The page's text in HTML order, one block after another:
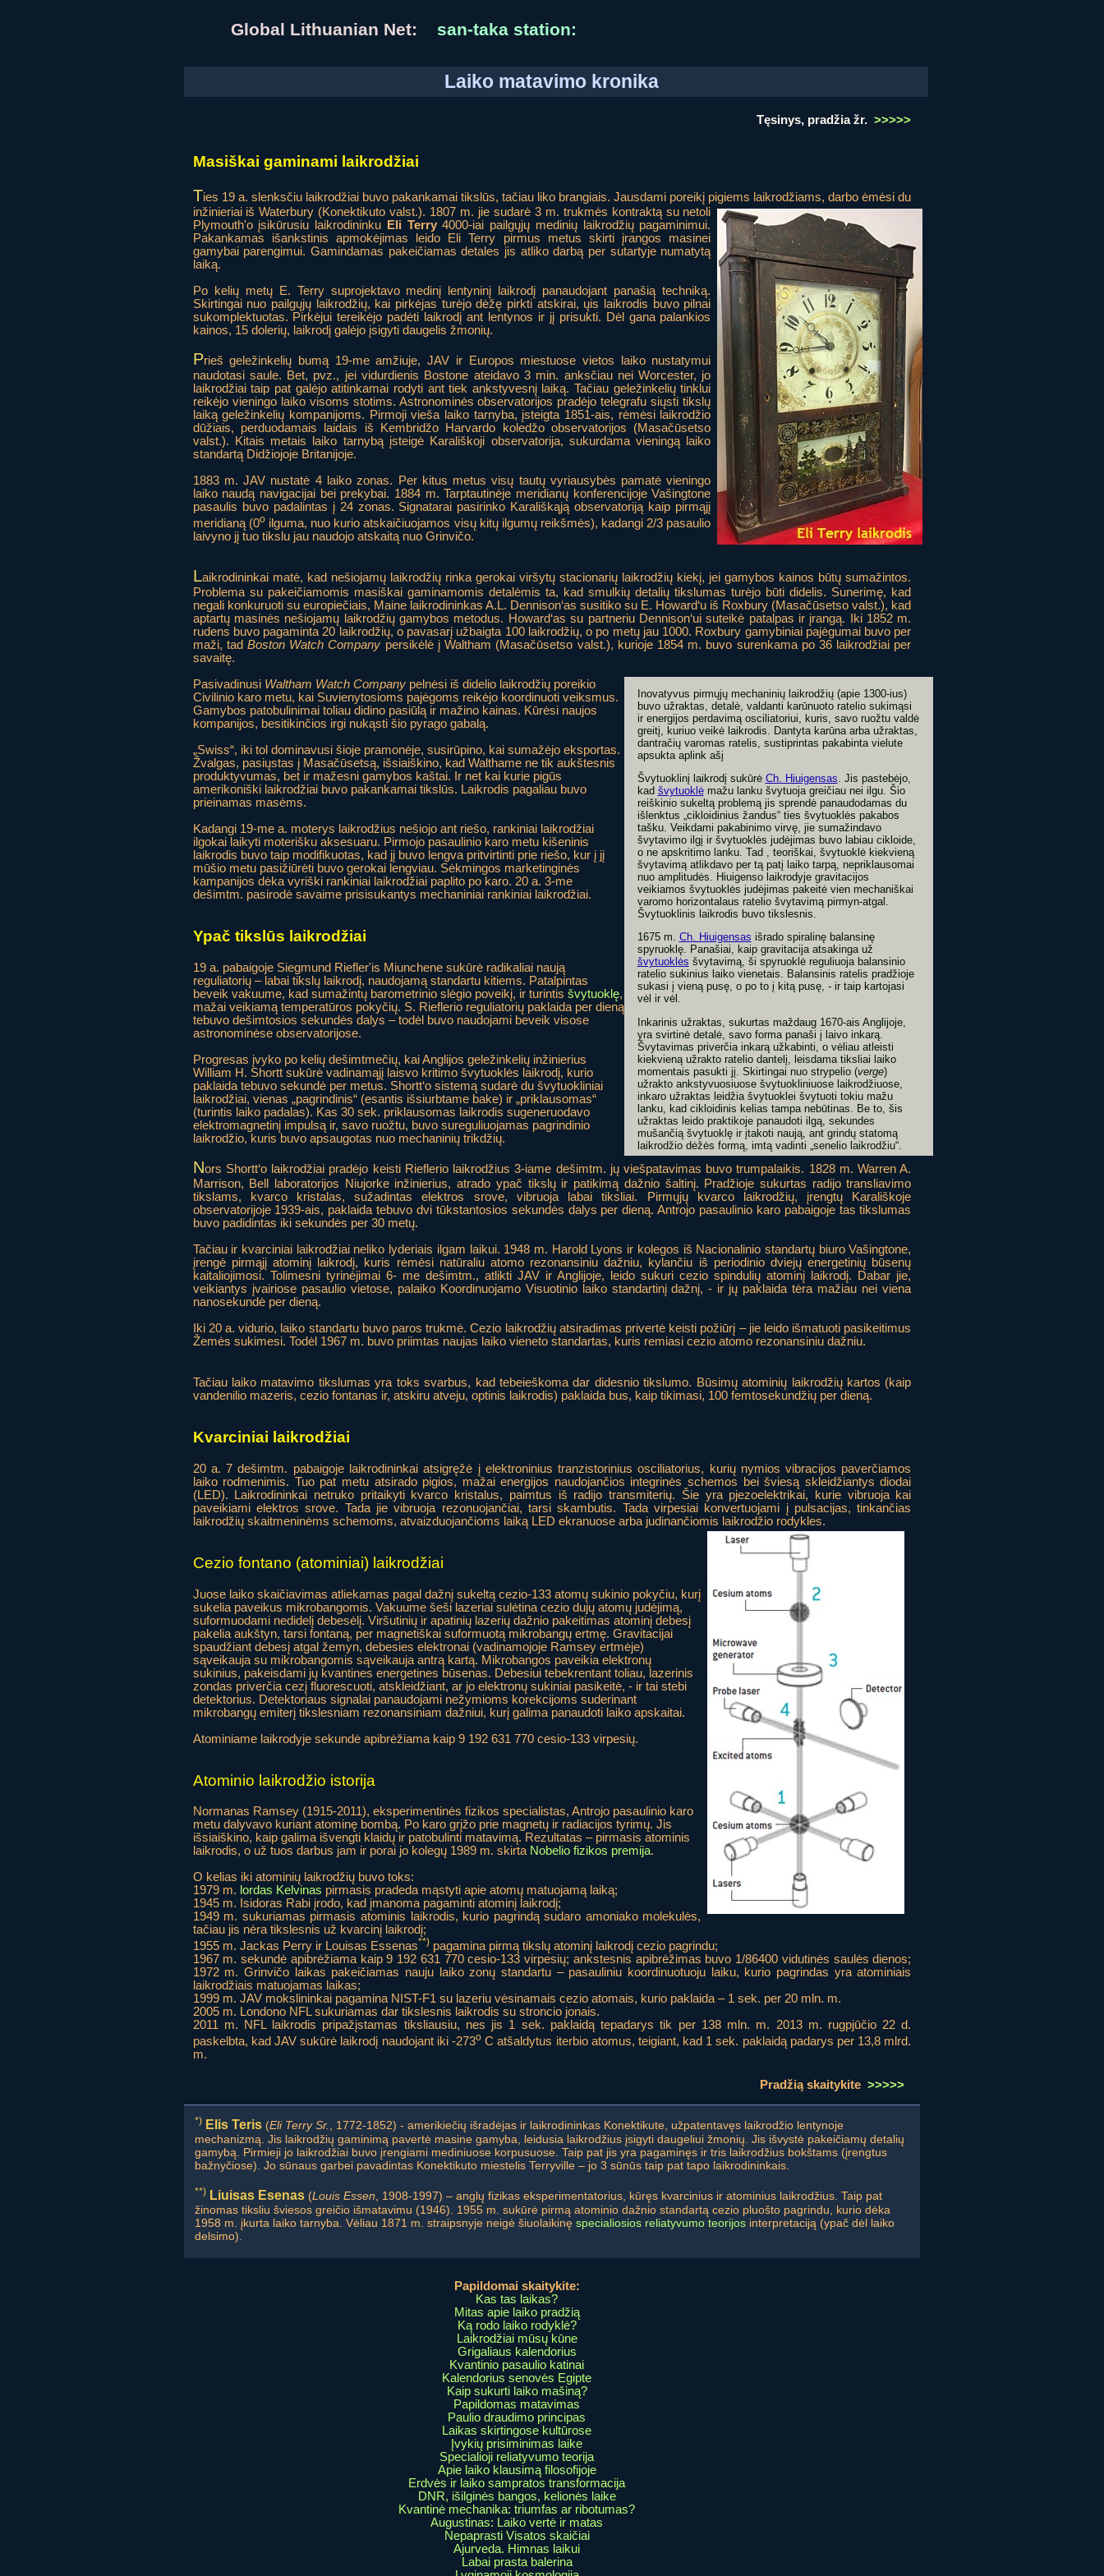
Global Lithuanian Net: san-taka station:
Laiko matavimo kronika
Tęsinys, pradžia žr.>>>>>
Masiškai gaminami laikrodžiai
Ties 19 a. slenksčiu laikrodžiai buvo pakankamai tikslūs, tačiau liko brangiais. Jausdami poreikį pigiems laikrodžiams, darbo ėmėsi du
inžinieriai iš Waterbury (Konektikuto valst.). 1807 m. jie sudarė 3 m. trukmės kontraktą su netoli
Plymouth'o įsikūrusiu laikrodininku
Eli Terry4000-iai pailgųjų medinių laikrodžių pagaminimui.
Pakankamas išankstinis apmokėjimas leido Eli Terry pirmus metus skirti įrangos masinei
gamybai parengimui. Gamindamas pakeičiamas detales jis atliko darbą per sutartyje numatytą
laiką.
Po kelių metų E. Terry suprojektavo medinį lentyninį laikrodį panaudojant panašią techniką.
Skirtingai nuo pailgųjų laikrodžių, kai pirkėjas turėjo dėžę pirkti atskirai, ųis laikrodis buvo pilnai
sukomplektuotas. Pirkėjui tereikėjo padėti laikrodį ant lentynos ir jį prisukti. Dėl gana palankios
kainos, 15 dolerių, laikrodį galėjo įsigyti daugelis žmonių.
Prieš geležinkelių bumą 19-me amžiuje, JAV ir Europos miestuose vietos laiko nustatymui
naudotasi saule. Bet, pvz., jei vidurdienis Bostone ateidavo 3 min. anksčiau nei Worcester, jo
laikrodžiai taip pat galėjo atitinkamai rodyti ant tiek ankstyvesnį laiką. Tačiau geležinkelių tinklui
reikėjo vieningo laiko visoms stotims. Astronominės observatorijos pradėjo telegrafu siųsti tikslų
laiką geležinkelių kompanijoms. Pirmoji vieša laiko tarnyba, įsteigta 1851-ais, rėmėsi laikrodžio
dūžiais, perduodamais laidais iš Kembridžo Harvardo koledžo observatorijos (Masačūsetso
valst.). Kitais metais laiko tarnybą įsteigė Karališkoji observatorija, sukurdama vieningą laiko
standartą Didžiojoje Britanijoje.
1883 m. JAV nustatė 4 laiko zonas. Per kitus metus visų tautų vyriausybės pamatė vieningo
laiko naudą navigacijai bei prekybai. 1884 m. Tarptautinėje meridianų konferencijoje Vašingtone
pasaulis buvo padalintas į 24 zonas. Signatarai pasirinko Karališkąją observatoriją kaip pirmąjį
meridianą (0oilguma, nuo kurio atskaičiuojamos visų kitų ilgumų reikšmės), kadangi 2/3 pasaulio
laivyno jį tuo tikslu jau naudojo atskaitą nuo Grinvičo.
Laikrodininkai matė, kad nešiojamų laikrodžių rinka gerokai viršytų stacionarių laikrodžių kiekį, jei gamybos kainos būtų sumažintos.
Problema su pakeičiamomis masiškai gaminamomis detalėmis ta, kad smulkių detalių tikslumas turėjo būti didelis. Sunerimę, kad
negali konkuruoti su europiečiais, Maine laikrodininkas A.L. Dennison‘as susitiko su E. Howard‘u iš Roxbury (Masačūsetso valst.), kad
aptartų masinės nešiojamų laikrodžių gamybos metodus. Howard‘as su partneriu Dennison‘ui suteikė patalpas ir įrangą. Iki 1852 m.
rudens buvo pagaminta 20 laikrodžių, o pavasarį užbaigta 100 laikrodžių, o po metų jau 1000. Roxbury gamybiniai pajėgumai buvo per
maži, tad Boston Watch Company persikėlė į Waltham (Masačūsetso valst.), kurioje 1854 m. buvo surenkama po 36 laikrodžiai per
savaitę.
Inovatyvus pirmųjų mechaninių laikrodžių (apie 1300-ius)
buvo užraktas, detalė, valdanti karūnuoto ratelio sukimąsi
ir energijos perdavimą osciliatoriui, kuris, savo ruožtu valdė
greitį, kuriuo veikė laikrodis. Dantyta karūna arba užraktas,
dantračių varomas ratelis, sustiprintas pakabinta vielute
apsukta aplink ašį
Švytuoklinį laikrodį sukūrė Ch. Hiuigensas . Jis pastebėjo,
kad švytuoklėmažu lanku švytuoja greičiau nei ilgu. Šio
reiškinio sukeltą problemą jis sprendė panaudodamas du
išlenktus „cikloidinius žandus“ ties švytuoklės pakabos
tašku. Veikdami pakabinimo virvę, jie sumažindavo
švytavimo ilgį ir švytuoklės judėjimas buvo labiau cikloide,
o ne apskritimo lanku. Tad , teoriškai, švytuoklė kiekvieną
švytavimą atlikdavo per tą patį laiko tarpą, nepriklausomai
nuo amplitudės. Hiuigenso laikrodyje gravitacijos
veikiamos švytuoklės judėjimas pakeitė vien mechaniškai
varomo horizontalaus ratelio švytavimą pirmyn-atgal.
Švytuoklinis laikrodis buvo tikslesnis.
1675 m. Ch. Hiuigensas išrado spiralinę balansinę
spyruoklę. Panašiai, kaip gravitacija atsakinga už
švytuoklės švytavimą, ši spyruoklė reguliuoja balansinio
ratelio sukinius laiko vienetais. Balansinis ratelis pradžioje
sukasi į vieną pusę, o po to į kitą pusę, - ir taip kartojasi
vėl ir vėl.
Inkarinis užraktas, sukurtas maždaug 1670-ais Anglijoje,
yra svirtinė detalė, savo forma panaši į laivo inkarą.
Švytavimas priverčia inkarą užkabinti, o vėliau atleisti
kiekvieną užrakto ratelio dantelį, leisdama tiksliai laiko
momentais pasukti jį. Skirtingai nuo strypelio (verge)
užrakto ankstyvuosiuose švytuokliniuose laikrodžiuose,
inkaro užraktas leidžia švytuoklei švytuoti tokiu mažu
lanku, kad cikloidinis kelias tampa nebūtinas. Be to, šis
užraktas leido praktikoje panaudoti ilgą, sekundes
mušančią švytuoklę ir įtakoti naują, ant grindų statomą
laikrodžio dėžės formą, imtą vadinti „senelio laikrodžiu“.
Pasivadinusi Waltham Watch Companypelnėsi iš didelio laikrodžių poreikio
Civilinio karo metu, kai Suvienytosioms pajėgoms reikėjo koordinuoti veiksmus.
Gamybos patobulinimai toliau didino pasiūlą ir mažino kainas. Kūrėsi naujos
kompanijos, besitikinčios irgi nukąsti šio pyrago gabalą.
„Swiss“, iki tol dominavusi šioje pramonėje, susirūpino, kai sumažėjo eksportas.
Žvalgas, pasiųstas į Masačūsetsą, išsiaiškino, kad Walthame ne tik aukštesnis
produktyvumas, bet ir mažesni gamybos kaštai. Ir net kai kurie pigūs
amerikoniški laikrodžiai buvo pakankamai tikslūs. Laikrodis pagaliau buvo
prieinamas masėms.
Kadangi 19-me a. moterys laikrodžius nešiojo ant riešo, rankiniai laikrodžiai
ilgokai laikyti moterišku aksesuaru. Pirmojo pasaulinio karo metu kišeninis
laikrodis buvo taip modifikuotas, kad jį buvo lengva pritvirtinti prie riešo, kur į jį
mūšio metu pasižiūrėti buvo gerokai lengviau. Sėkmingos marketinginės
kampanijos dėka vyriški rankiniai laikrodžiai paplito po karo. 20 a. 3-me
dešimtm. pasirodė savaime prisisukantys mechaniniai rankiniai laikrodžiai.
Ypač tikslūs laikrodžiai
19 a. pabaigoje Siegmund Riefler'is Miunchene sukūrė radikaliai naują
reguliatorių – labai tikslų laikrodį, naudojamą standartu kitiems. Patalpintas
beveik vakuume, kad sumažintų barometrinio slėgio poveikį, ir turintis švytuoklę,
mažai veikiamą temperatūros pokyčių. S. Rieflerio reguliatorių paklaida per dieną
tebuvo dešimtosios sekundės dalys – todėl buvo naudojami beveik visose
astronominėse observatorijose.
Progresas įvyko po kelių dešimtmečių, kai Anglijos geležinkelių inžinierius
William H. Shortt sukūrė vadinamąjį laisvo kritimo švytuoklės laikrodį, kurio
paklaida tebuvo sekundė per metus. Shortt‘o sistemą sudarė du švytuokliniai
laikrodžiai, vienas „pagrindinis“ (esantis išsiurbtame bake) ir „priklausomas“
(turintis laiko padalas). Kas 30 sek. priklausomas laikrodis sugeneruodavo
elektromagnetinį impulsą ir, savo ruožtu, buvo sureguliuojamas pagrindinio
laikrodžio, kuris buvo apsaugotas nuo mechaninių trikdžių.
Nors Shortt‘o laikrodžiai pradėjo keisti Rieflerio laikrodžius 3-iame dešimtm. jų viešpatavimas buvo trumpalaikis. 1828 m. Warren A.
Marrison, Bell laboratorijos Niujorke inžinierius, atrado ypač tikslų ir patikimą dažnio šaltinį. Pradžioje sukurtas radijo transliavimo
tikslams, kvarco kristalas, sužadintas elektros srove, vibruoja labai tiksliai. Pirmųjų kvarco laikrodžių, įrengtų Karališkoje
observatorijoje 1939-ais, paklaida tebuvo dvi tūkstantosios sekundės dalys per dieną. Antrojo pasaulinio karo pabaigoje tas tikslumas
buvo padidintas iki sekundės per 30 metų.
Tačiau ir kvarciniai laikrodžiai neliko lyderiais ilgam laikui. 1948 m. Harold Lyons ir kolegos iš Nacionalinio standartų biuro Vašingtone,
įrengė pirmąjį atominį laikrodį, kuris rėmėsi natūraliu atomo rezonansiniu dažniu, kylančiu iš periodinio dviejų energetinių būsenų
kaitaliojimosi. Tolimesni tyrinėjimai 6- me dešimtm., atlikti JAV ir Anglijoje, leido sukuri cezio spindulių atominį laikrodį. Dabar jie,
veikiantys įvairiose pasaulio vietose, palaiko Koordinuojamo Visuotinio laiko standartinį dažnį, - ir jų paklaida tėra mažiau nei viena
nanosekundė per dieną.
Iki 20 a. vidurio, laiko standartu buvo paros trukmė. Cezio laikrodžių atsiradimas privertė keisti požiūrį – jie leido išmatuoti pasikeitimus
Žemės sukimesi. Todėl 1967 m. buvo priimtas naujas laiko vieneto standartas, kuris remiasi cezio atomo rezonansiniu dažniu.
Tačiau laiko matavimo tikslumas yra toks svarbus, kad tebeieškoma dar didesnio tikslumo. Būsimų atominių laikrodžių kartos (kaip
vandenilio mazeris, cezio fontanas ir, atskiru atveju, optinis laikrodis) paklaida bus, kaip tikimasi, 100 femtosekundžių per dieną.
Kvarciniai laikrodžiai
20 a. 7 dešimtm. pabaigoje laikrodininkai atsigręžė į elektroninius tranzistorinius osciliatorius, kurių nymios vibracijos paverčiamos
laiko rodmenimis. Tuo pat metu atsirado pigios, mažai energijos naudojančios integrinės schemos bei šviesą skleidžiantys diodai
(LED). Laikrodininkai netruko pritaikyti kvarco kristalus, paimtus iš radijo transmiterių. Šie yra pjezoelektrikai, kurie vibruoja kai
paveikiami elektros srove. Tada jie vibruoja rezonuojančiai, tarsi skambutis. Tada virpesiai konvertuojami į pulsacijas, tinkančias
laikrodžių skaitmeninėms schemoms, atvaizduojančioms laiką LED ekranuose arba judinančiomis laikrodžio rodykles.
Cezio fontano (atominiai) laikrodžiai
Juose laiko skaičiavimas atliekamas pagal dažnį sukeltą cezio-133 atomų sukinio pokyčiu, kurį
sukelia paveikus mikrobangomis. Vakuume šeši lazeriai sulėtina cezio dujų atomų judėjimą,
suformuodami nedidelį debesėlį. Viršutinių ir apatinių lazerių dažnio pakeitimas atominį debesį
pakelia aukštyn, tarsi fontaną, per magnetiškai suformuotą mikrobangų ertmę. Gravitacijai
spaudžiant debesį atgal žemyn, debesies elektronai (vadinamojoje Ramsey ertmėje)
sąveikauja su mikrobangomis sąveikauja antrą kartą. Mikrobangos paveikia elektronų
sukinius, pakeisdami jų kvantines energetines būsenas. Debesiui tebekrentant toliau, lazerinis
zondas priverčia cezį fluorescuoti, atskleidžiant, ar jo elektronų sukiniai pasikeitė, - ir tai stebi
detektorius. Detektoriaus signalai panaudojami nežymioms korekcijoms suderinant
mikrobangų emiterį tikslesniam rezonansiniam dažniui, kurį galima panaudoti laiko apskaitai.
Atominiame laikrodyje sekundė apibrėžiama kaip 9 192 631 770 cesio-133 virpesių.
Atominio laikrodžio istorija
Normanas Ramsey (1915-2011), eksperimentinės fizikos specialistas, Antrojo pasaulinio karo
metu dalyvavo kuriant atominę bombą. Po karo grįžo prie magnetų ir radiacijos tyrimų. Jis
išsiaiškino, kaip galima išvengti klaidų ir patobulinti matavimą. Rezultatas – pirmasis atominis
laikrodis, o už tuos darbus jam ir porai jo kolegų 1989 m. skirta Nobelio fizikos premija.
O kelias iki atominių laikrodžių buvo toks:
1979 m. lordas Kelvinas pirmasis pradeda mąstyti apie atomų matuojamą laiką;
1945 m. Isidoras Rabi įrodo, kad įmanoma pagaminti atominį laikrodį;
1949 m. sukuriamas pirmasis atominis laikrodis, kurio pagrindą sudaro amoniako molekulės,
tačiau jis nėra tikslesnis už kvarcinį laikrodį;
1955 m. Jackas Perry ir Louisas Essenas**)pagamina pirmą tikslų atominį laikrodį cezio pagrindu;
1967 m. sekundė apibrėžiama kaip 9 192 631 770 cesio-133 virpesių; ankstesnis apibrėžimas buvo 1/86400 vidutinės saulės dienos;
1972 m. Grinvičo laikas pakeičiamas nauju laiko zonų standartu – pasauliniu koordinuotuoju laiku, kurio pagrindas yra atominiais
laikrodžiais matuojamas laikas;
1999 m. JAV mokslininkai pagamina NIST-F1 su lazeriu vėsinamais cezio atomais, kurio paklaida – 1 sek. per 20 mln. m.
2005 m. Londono NFL sukuriamas dar tikslesnis laikrodis su stroncio jonais.
2011 m. NFL laikrodis pripažįstamas tiksliausiu, nes jis 1 sek. paklaidą tepadarys tik per 138 mln. m. 2013 m. rugpjūčio 22 d.
paskelbta, kad JAV sukūrė laikrodį naudojant iki -273oC atšaldytus iterbio atomus, teigiant, kad 1 sek. paklaidą padarys per 13,8 mlrd.
m.
Pradžią skaitykite>>>>>
*) Elis Teris (Eli Terry Sr.
, 1772-1852) - amerikiečių išradėjas ir laikrodininkas Konektikute, užpatentavęs laikrodžio lentynoje
mechanizmą. Jis laikrodžių gaminimą pavertė masine gamyba, leidusia laikrodžius įsigyti daugeliui žmonių. Jis išvystė pakeičiamų detalių
gamybą. Pirmieji jo laikrodžiai buvo įrengiami mediniuose korpusuose. Taip pat jis yra pagaminęs ir tris laikrodžius bokštams (įrengtus
bažnyčiose). Jo sūnaus garbei pavadintas Konektikuto miestelis Terryville – jo 3 sūnūs taip pat tapo laikrodininkais.
**) Liuisas Esenas (Louis Essen , 1908-1997) – anglų fizikas eksperimentatorius, kūręs kvarcinius ir atominius laikrodžius. Taip pat
žinomas tiksliu šviesos greičio išmatavimu (1946). 1955 m. sukūrė pirmą atominio dažnio standartą cezio pluošto pagrindu, kurio dėka
1958 m. įkurta laiko tarnyba. Vėliau 1871 m. straipsnyje neigė šiuolaikinę specialiosios reliatyvumo teorijos interpretaciją (ypač dėl laiko
delsimo).
Papildomai skaitykite:
Kas tas laikas?
Mitas apie laiko pradžią
Ką rodo laiko rodyklė?
Laikrodžiai mūsų kūne
Grigaliaus kalendorius
Kvantinio pasaulio katinai
Kalendorius senovės Egipte
Kaip sukurti laiko mašiną?
Papildomas matavimas
Paulio draudimo principas
Laikas skirtingose kultūrose
Įvykių prisiminimas laike
Specialioji reliatyvumo teorija
Apie laiko klausimą filosofijoje
Erdvės ir laiko sampratos transformacija
DNR, išilginės bangos, kelionės laike
Kvantinė mechanika: triumfas ar ribotumas?
Augustinas: Laiko vertė ir matas
Nepaprasti Visatos skaičiai
Ajurveda. Himnas laikui
Labai prasta balerina